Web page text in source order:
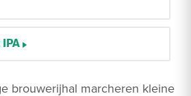
brouwerijhal marcheren kleine